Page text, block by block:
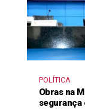
POLÍTICA
Obras na
segurança